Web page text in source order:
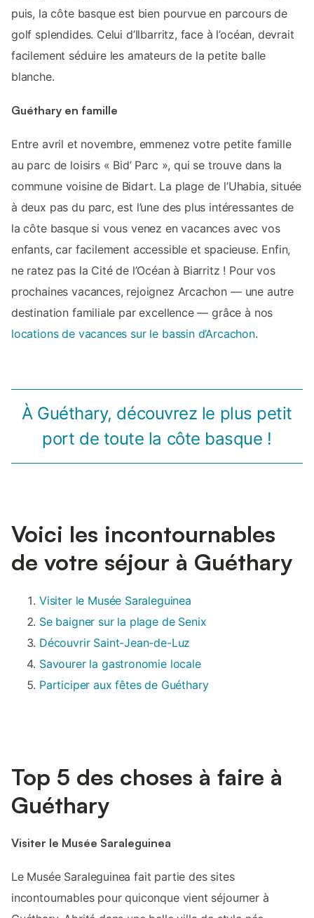
puis, la côte basque est bien pourvue en parcours de
golf splendides. Celui d’Ilbarritz, face à l’océan, devrait
facilement séduire les amateurs de la petite balle
blanche.
Guéthary en famille
Entre avril et novembre, emmenez votre petite famille
au parc de loisirs « Bid’ Parc », qui se trouve dans la
commune voisine de Bidart. La plage de l’Uhabia, située
à deux pas du parc, est l’une des plus intéressantes de
la côte basque si vous venez en vacances avec vos
enfants, car facilement accessible et spacieuse. Enfin,
ne ratez pas la Cité de l’Océan à Biarritz ! Pour vos
prochaines vacances, rejoignez Arcachon — une autre
destination familiale par excellence — grâce à nos
locations de vacances sur le bassin d’Arcachon.
À Guéthary, découvrez le plus petit
port de toute la côte basque !
Voici les incontournables
de votre séjour à Guéthary
Visiter le Musée Saraleguinea
Se baigner sur la plage de Senix
Découvrir Saint-Jean-de-Luz
Savourer la gastronomie locale
Participer aux fêtes de Guéthary
Top 5 des choses à faire à
Guéthary
Visiter le Musée Saraleguinea
Le Musée Saraleguinea fait partie des sites
incontournables pour quiconque vient séjourner à